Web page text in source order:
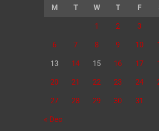
M T W T F
1 2 3
6 7 8 9 10
13 14 15 16 17
20 21 22 23 24
27 28 29 30 31
« Dec